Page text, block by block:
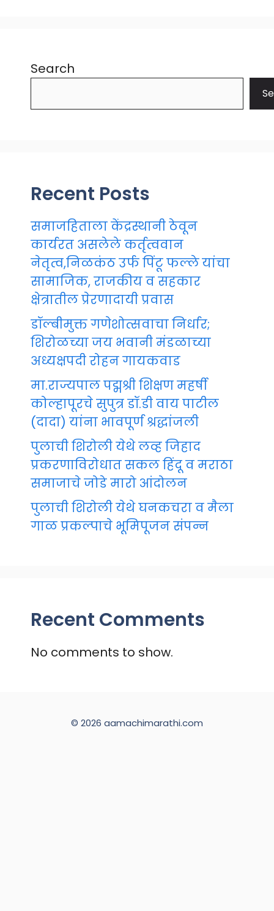
Search
Recent Posts
समाजहिताला केंद्रस्थानी ठेवून
कार्यरत असलेले कर्तृत्ववान
नेतृत्व,निळकंठ उर्फ पिंटू फल्ले यांचा
सामाजिक, राजकीय व सहकार
क्षेत्रातील प्रेरणादायी प्रवास
डॉल्बीमुक्त गणेशोत्सवाचा निर्धार;
शिरोळच्या जय भवानी मंडळाच्या
अध्यक्षपदी रोहन गायकवाड
मा.राज्यपाल पद्मश्री शिक्षण महर्षी
कोल्हापूरचे सुपुत्र डॉ.डी वाय पाटील
(दादा) यांना भावपूर्ण श्रद्धांजली
पुलाची शिरोली येथे लव्ह जिहाद
प्रकरणाविरोधात सकल हिंदू व मराठा
समाजाचे जोडे मारो आंदोलन
पुलाची शिरोली येथे घनकचरा व मैला
गाळ प्रकल्पाचे भूमिपूजन संपन्न
Recent Comments
No comments to show.
© 2026 aamachimarathi.com